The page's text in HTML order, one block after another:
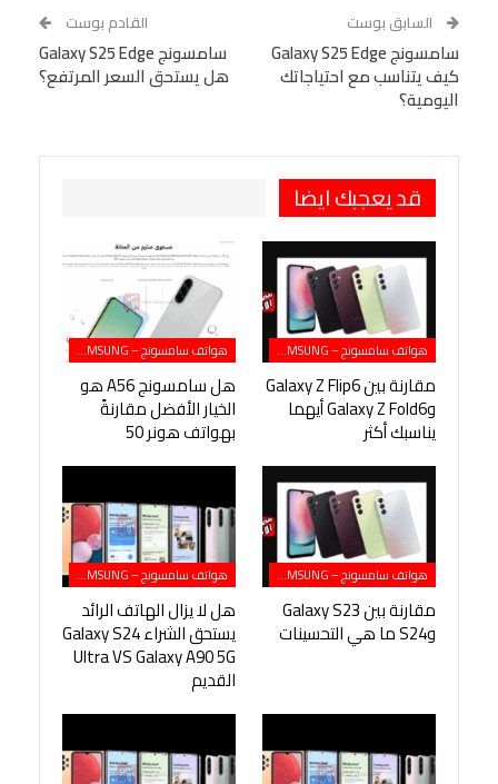
Tumblr
البريد الإلكتروني
StumbleUpon
VK
Digg
LINE
BlackBerry
Viber
السابق بوست
سامسونج Galaxy S25 Edge
كيف يتناسب مع احتياجاتك
اليومية؟
القادم بوست
سامسونج Galaxy S25 Edge
هل يستحق السعر المرتفع؟
قد يعجبك ايضا
هواتف سامسونج – SAMSUNG
مقارنة بين Galaxy Z Flip6
وGalaxy Z Fold6 أيهما
يناسبك أكثر
هواتف سامسونج – SAMSUNG
هل سامسونج A56 هو
الخيار الأفضل مقارنةً
بهواتف هونر 50
هواتف سامسونج – SAMSUNG
مقارنة بين Galaxy S23
وS24 ما هي التحسينات
هواتف سامسونج – SAMSUNG
هل لا يزال الهاتف الرائد
يستحق الشراء Galaxy S24
Ultra VS Galaxy A90 5G
القديم